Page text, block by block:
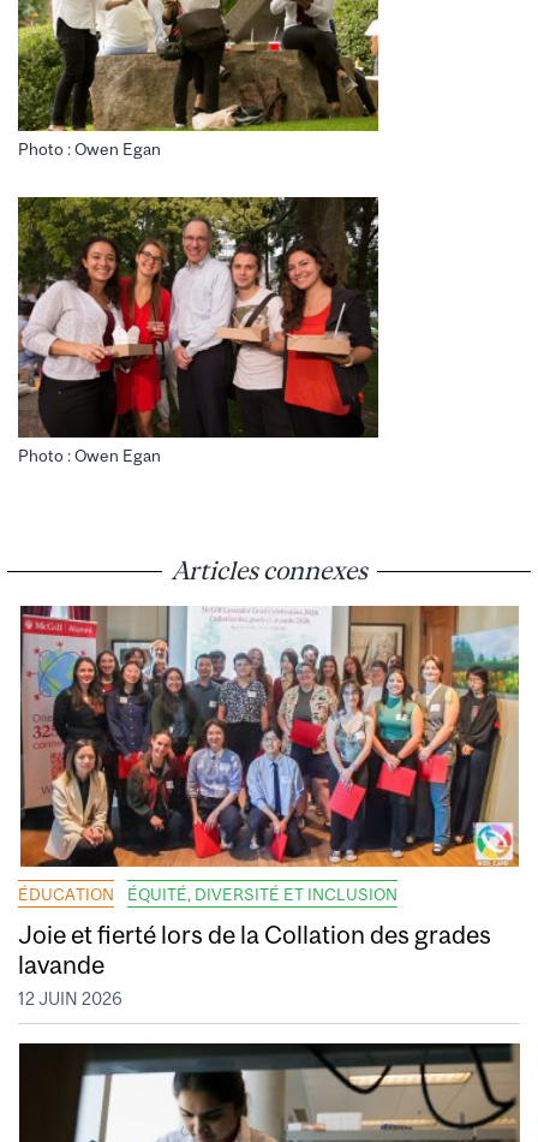
Photo : Owen Egan
Photo : Owen Egan
Articles connexes
ÉDUCATION ÉQUITÉ, DIVERSITÉ ET INCLUSION
Joie et fierté lors de la Collation des grades
lavande
12 JUIN 2026